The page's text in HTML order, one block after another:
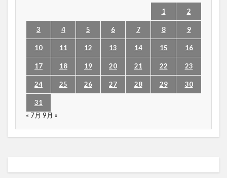
1 2
3 4 5 6 7 8 9
10 11 12 13 14 15 16
17 18 19 20 21 22 23
24 25 26 27 28 29 30
31
« 7月 9月 »